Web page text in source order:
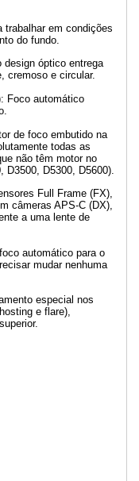
em condições
do fundo.
óptico entrega
cremoso e circular.
Foco automático
de foco embutido na
todas as
não têm motor no
D5300, D5600).
Full Frame (FX),
câmeras APS-C (DX),
a uma lente de
automático para o
mudar nenhuma
especial nos
e flare),